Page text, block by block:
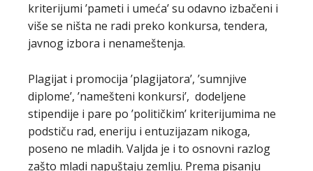
kriterijumi ’pameti i umeća’ su odavno izbačeni i
više se ništa ne radi preko konkursa, tendera,
javnog izbora i nenameštenja.
Plagijat i promocija ’plagijatora’, ’sumnjive
diplome’, ’namešteni konkursi’, dodeljene
stipendije i pare po ’političkim’ kriterijumima ne
podstiču rad, eneriju i entuzijazam nikoga,
poseno ne mladih. Valjda je i to osnovni razlog
zašto mladi napuštaju zemlju. Prema pisanju